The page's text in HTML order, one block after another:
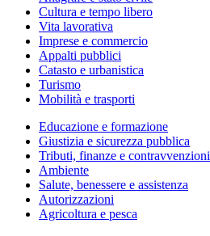
Cultura e tempo libero
Vita lavorativa
Imprese e commercio
Appalti pubblici
Catasto e urbanistica
Turismo
Mobilità e trasporti
Educazione e formazione
Giustizia e sicurezza pubblica
Tributi, finanze e contravvenzioni
Ambiente
Salute, benessere e assistenza
Autorizzazioni
Agricoltura e pesca